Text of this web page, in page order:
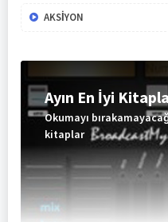
AKSIYON
Ayın En İyi
Okumayı
kitaplar
BAŞLIK